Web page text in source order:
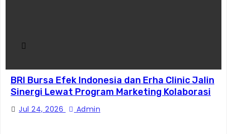
BRI Bursa Efek Indonesia dan Erha Clinic Jalin
Sinergi Lewat Program Marketing Kolaborasi
Jul 24, 2026 Admin